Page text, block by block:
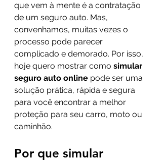
que vem à mente é a contratação
de um seguro auto. Mas,
convenhamos, muitas vezes o
processo pode parecer
complicado e demorado. Por isso,
hoje quero mostrar como simular
seguro auto online pode ser uma
solução prática, rápida e segura
para você encontrar a melhor
proteção para seu carro, moto ou
caminhão.
Por que simular